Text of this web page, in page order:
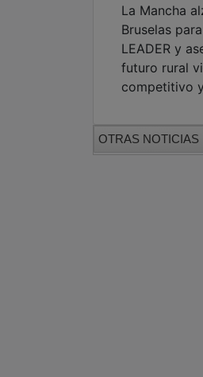
La Mancha
Bruselas
LEADER y
futuro rural
competitivo
OTRAS NOTICIAS